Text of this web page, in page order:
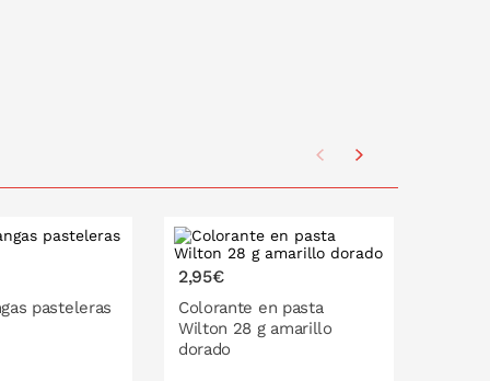
pasteleras
2,95€
Colorante en pasta
Wilton 28 g amarillo
dorado